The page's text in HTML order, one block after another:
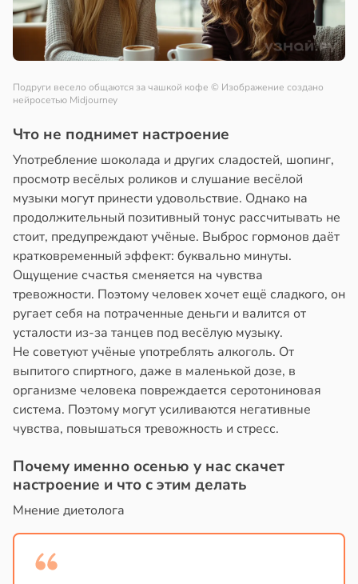
Подруги весело общаются за чашкой кофе © Изображение создано
нейросетью Midjourney
Что не поднимет настроение
Употребление шоколада и других сладостей, шопинг,
просмотр весёлых роликов и слушание весёлой
музыки могут принести удовольствие. Однако на
продолжительный позитивный тонус рассчитывать не
стоит, предупреждают учёные. Выброс гормонов даёт
кратковременный эффект: буквально минуты.
Ощущение счастья сменяется на чувства
тревожности. Поэтому человек хочет ещё сладкого, он
ругает себя на потраченные деньги и валится от
усталости из-за танцев под весёлую музыку.
Не советуют учёные употреблять алкоголь. От
выпитого спиртного, даже в маленькой дозе, в
организме человека повреждается серотониновая
система. Поэтому могут усиливаются негативные
чувства, повышаться тревожность и стресс.
Почему именно осенью у нас скачет
настроение и что с этим делать
Мнение диетолога